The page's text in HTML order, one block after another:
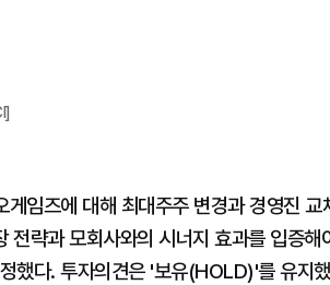
임즈에 대해 최대주주 변경과 경영진
전략과 모회사와의 시너지 효과를 입증
했다. 투자의견은 '보유(HOLD)'를 유지